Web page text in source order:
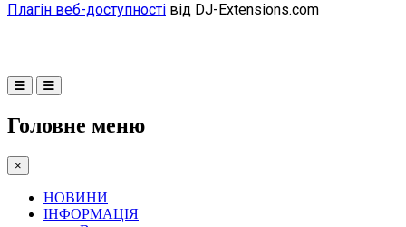
Плагін веб-доступності від DJ-Extensions.com
Головне меню
×
НОВИНИ
ІНФОРМАЦІЯ